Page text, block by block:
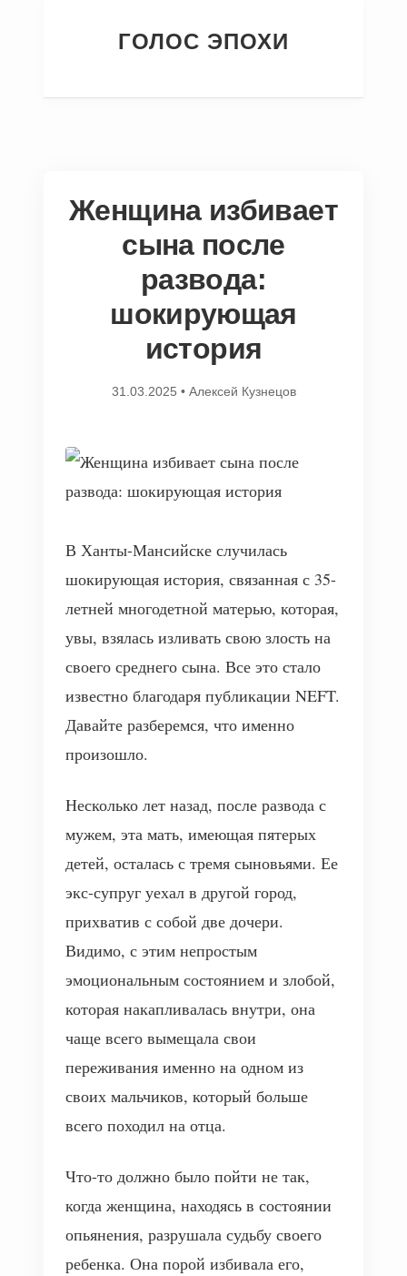
ГОЛОС ЭПОХИ
Женщина избивает
сына после
развода:
шокирующая
история
31.03.2025 • Алексей Кузнецов
В Ханты-Мансийске случилась
шокирующая история, связанная с 35-
летней многодетной матерью, которая,
увы, взялась изливать свою злость на
своего среднего сына. Все это стало
известно благодаря публикации NEFT.
Давайте разберемся, что именно
произошло.
Несколько лет назад, после разводa с
мужем, эта мать, имеющая пятерых
детей, осталась с тремя сыновьями. Ее
экс-супруг уехал в другой город,
прихватив с собой две дочери.
Видимо, с этим непростым
эмоциональным состоянием и злобой,
которая накапливалась внутри, она
чаще всего вымещала свои
переживания именно на одном из
своих мальчиков, который больше
всего походил на отца.
Что-то должно было пойти не так,
когда женщина, находясь в состоянии
опьянения, разрушала судьбу своего
ребенка. Она порой избивала его,